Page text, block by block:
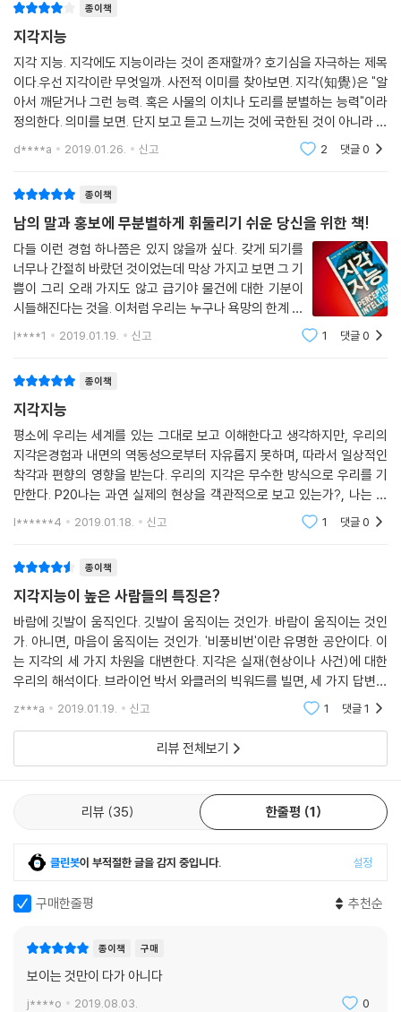
직관의 신호를 포착하는 재능을 타고난 듯한 반면 다른 사람들에겐 그런
능력이 전혀 없어 보이는지를 설명할 수 있다. 예컨대 주변의 친구나 친척
들 중에 유난히 ‘불운’의 연속인 듯한 삶을 평생 동안 살아온 사람이 있을
것이다. 만약 당신이 지난 몇 년에 걸쳐 그 사람이 처했던 상황을 찬찬히 들
여다볼 수 있다면, 그 사람이 만성적으로 지나치게 생각이 많은 사람이라
는 결론에 도달할 것이다. 즉 온갖 선택 사항에 관해 끝없이 고민하면서 질
심사숙고 끝에 결국에는 잘못된 결정을 내리는 사람 말이다. 그런 사람에
게는 아침에 무슨 스웨터를 입을지부터 배우자 선택, 자동차 구매, 입사 지
원 같은 인생의 중요한 결정을 내리는 것까지 모든 것이 고민거리일 수 있
다. 그리고 수많은 고민 끝에 선택한 배우자가 비열한 인간임이 드러날 때,
또는 자동차가 불량품이거나, 입사한 지 한 달 만에 회사가 망할 때 ‘불
운’이 찾아온다.
--- 「제15장 육감의 메시지」 중에서
향으로 바뀔 수도 있고 부정적인 방향으로 바뀔 수도 있다. 이때 결과를 결
정하는 것은 사건 자체가 아니다. 미래를 결정하는 것은 사건에 대한 ‘지
각’과 이후 그것에 어떻게 반응하는가이다. 우리가 TV에서 보거나 책에서
읽는 ‘영웅적인’ 생존자는 PI의 원리를 적용한 사람들인 반면에 ‘희생자’는
굳어 있는 사람들이다.
우리는 왜 무언가에 쉽게 유혹당하고 뒤늦게야 후회하는가?
이 책은 지각지능과 관련된 다양한 사례를 통해 긍정적이고 낙관적인 태도
를 유지하는 것이 얼마나 유용한지, 우리가 얼마나 쉽게 무언가에 유혹당
하는 어리석음에 빠지는지, 왜 그렇게나 착각에 집착하는지, 그리고 경고
신호를 무시함으로써 죽음에까지 이르게 되는지를 보여준다.
긍정적이고 낙관적인 인생관을 가진 사람은 각종 질환의 증상을 완화시키
할 수 있다는 것이다. 그런 사람들은 스스로 깨닫지 못하지만 높은 지각지
능을 지니고 있다. 나아가 마음챙김 명상을 통해 요통, 마른버짐, 불면증부
터 정신병까지 각종 질환의 증상을 완화할 수 있다는 것을 보여주는 많은
증거가 있다. 마이클 조던, 팸 슈라이버를 비롯한 스포츠 스타들의 이야기
도 흥미롭다. ‘자기 시각화’와 경기에 몰입하기, 그리고 팀 동료를 향한 확
신 등은 승리의 정신을 활성화하는 밑바탕이 되지만 한순간 추락한 스타가
있는가 하면 광적인 팬덤 문화는 비극적이고 극단적인 행동으로 이어진다.
그러한 결과는 모두 우리의 지각지능과 깊이 연관되어 있다.
치즈 샌드위치 하나가 2만 8,000달러에 팔리고, 영업사원이 내놓은 공짜
커피와 스낵을 먹고 나서 자동차를 구매해야 한다는 압박감에 시달리고,
자신이 좋아하는 연예인이 광고하는 제품에 현혹되고, ‘고양이 똥 커피’ 한
잔에 100달러를 지불하는 사람들의 이야기는 낮은 지각지능으로 인해 어
리석은 행동을 하는 구체적인 사례들이다. 물론 각각의 예에는 나름의 심
리적 원리와 효과가 동반된다. 희귀한 것을 갖고 싶은 마음, 상호성을 토대
로 한 보답 원리, 사회적 영향력에 의한 후광 효과 등이 작용하면서 지각지
지각지능이 낮은 사람들은 논리와 이성이 완전히 결여된 관점을 옹호하면
서 부도덕하고 위험한 행동을 부채질하는 광신의 세계로 빠져들기도 한다.
의 비현실적인 기대와 압박, 냉혹한 시선 등이 사라진다. 세뇌에 넘어가는
사람은 새로운 정체성을 획득하고 무언가 위대하고 흥미진진하며 중요한
임무의 일부가 된 것 같은 환상의 세계로 이끌려 들어간다.
1959년, 불길한 징조를 무시하고 비행기를 탔다가 사망한 세 명의 음악가
이야기는 직관의 신호에 귀를 기울이라는 메시지를 담고 있다. 왜 그런지
제대로 예측한 적이 누구에게나 한두 번씩은 있을 것이다. 그런데 수많은
과학적 연구에 따르면 머릿속에 첫 번째로 떠오르는 직관적 느낌에 주목하
지 못하고 과잉 분석을 하는 것이 옳은 결정을 내릴 확률을 크게 감소시킨
바라보는지, 그리고 우리 삶의 모든 측면에 영향을 미치는 지각에 관해 더
잘 이해하고 싶어 하는 사람들에게 큰 기쁨을 선사한다. 동료들과 환자들
모두에게 이 책을 권하고 싶다.
- 앤드류 오돈 (미국의 ‘국민 성형외과의’, [닥터스]의 공동 진행자이자 『7일 만의 자
기계발(Better in 7)』의 저자)
한마디로 걸작이다! 엄청나게 흥미진진하고 적재적소에 유머가 넘치는 이
기초가 탄탄하며 유용한 안내서다.
- 리사 브레켄릿지 (로스앤젤레스 CBS 2 방송사의 뉴스 진행자)
매혹적이고 의미심장하다! 때때로 이해할 수 없는 일이 벌어진다. 최근에
당신에게 그런 일이 언제 일어났는가? 이 책을 읽어라!
- 보즈 헤이들리 (『유명 인사의 충돌(Celebrity Feuds!)』의 저자)
제시한다. 말콤 글래드웰의 작품을 좋아한다면, 또는 영화 [매트릭스]에서
처럼 미래를 미리 알고 싶다면 반드시 이 책을 읽어라!
- 저스틴 혹버그 (TV 프로그램 [프로핏]의 창작자이자 리얼리티 TV 쇼 [어프렌티
스]의 전임 프로듀서)
다수의 기술회사를 설립해 성장시켰고 탁월한 재능을 지닌 사람들을 수차
례 접했던 나로서는 여러 지도자가 똑같은 사태나 사실을 다르게 해석하는
수수께끼의 조각들을 명쾌하게 끌어 모은다. 나는 이 책을 나의 동료인 최
고경영자들에게 추천하고 싶다.
- 알렉스 카제라니 (사업가이자 버라이즌 디지털미디어 서비스 사의 전임 최고기술경
영자)
상식과 자각력을 제고시키는 브라이언 박사의 이 책은 매우 흥미진진하고
탁월한 역작이다.
- 댄 루티어 (에어버스 사의 위성궤도 프로젝트 영업부장)
하면서 지각지능을 향상시킬 실제적인 도구를 제공하는 이 책은 개인적으
로나 직업적으로 매우 유용한 안내서다.
- 제레미 왁스먼 (질로우 그룹 최고마케팅경영자)
인상적이다. 이 책은 통찰과 재미와 놀라움을 선사하는 유용한 기법과 이
잡한 의학적·과학적 증거들을 이해하기 쉽고 유익한 언어로 풀어내는 재능
종이책
지각지능
지각 지능. 지각에도 지능이라는 것이 존재할까? 호기심을 자극하는 제목
이다.우선 지각이란 무엇일까. 사전적 이미를 찾아보면. 지각(知覺)은 "알
아서 깨닫거나 그런 능력. 혹은 사물의 이치나 도리를 분별하는 능력"이라
정의한다. 의미를 보면. 단지 보고 듣고 느끼는 것에 국한된 것이 아니라 사
물의 이치를 '분별'하는 능력임을 알 수 있다. 분별하는 능력이라는 말에 눈
d****a 2019.01.26. 신고 2 댓글0
종이책
남의 말과 홍보에 무분별하게 휘둘리기 쉬운 당신을 위한 책!
다들 이런 경험 하나쯤은 있지 않을까 싶다. 갖게 되기를
너무나 간절히 바랐던 것이었는데 막상 가지고 보면 그 기
쁨이 그리 오래 가지도 않고 급기야 물건에 대한 기분이
시들해진다는 것을. 이처럼 우리는 누구나 욕망의 한계 효
용 체감의 법칙을 가지고 있다. 왜 이럴까? 이렇게나 금방
l****1 2019.01.19. 신고 1 댓글0
종이책
지각지능
평소에 우리는 세계를 있는 그대로 보고 이해한다고 생각하지만, 우리의
지각은경험과 내면의 역동성으로부터 자유롭지 못하며, 따라서 일상적인
착각과 편향의 영향을 받는다. 우리의 지각은 무수한 방식으로 우리를 기
만한다. P20나는 과연 실제의 현상을 객관적으로 보고 있는가?, 나는 내
자신을 객관적으로 알고 있는가? 라는 두개의 질문을 스스로에게 던지게
l******4 2019.01.18. 신고 1 댓글0
종이책
지각지능이 높은 사람들의 특징은?
바람에 깃발이 움직인다. 깃발이 움직이는 것인가. 바람이 움직이는 것인
가. 아니면, 마음이 움직이는 것인가. '비풍비번'이란 유명한 공안이다. 이
는 지각의 세 가지 차원을 대변한다. 지각은 실재(현상이나 사건)에 대한
우리의 해석이다. 브라이언 박서 와클러의 빅워드를 빌면, 세 가지 답변은
각각 '지각지능'의 수준이 다르다. 여기서 지각지능이란 "환상과 실재를 구
z***a 2019.01.19. 신고 1 댓글1
리뷰 전체보기
리뷰 35 한줄평 1
클린봇이 부적절한 글을 감지 중입니다. 설정
구매한줄평 추천순
종이책 구매
보이는 것만이 다가 아니다
j****o 2019.08.03. 0